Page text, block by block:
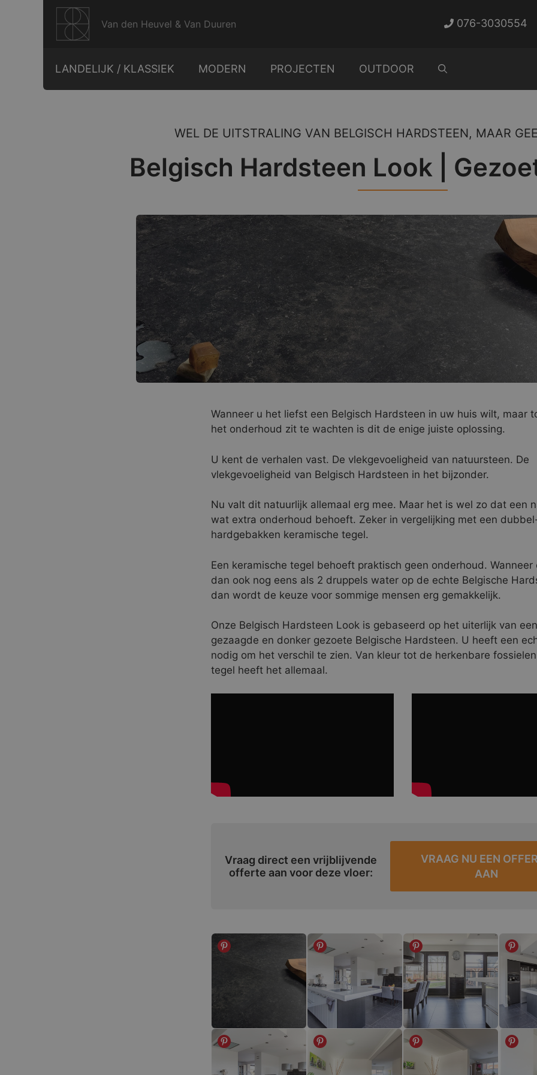
Van den Heuvel & Van Duuren 076-3030554
LANDELIJK / KLASSIEK MODERN PROJECTEN OUTDOOR
WEL DE UITSTRALING VAN BELGISCH HARDSTEEN, MAAR
Belgisch Hardsteen Look |
Wanneer u het liefst een Belgisch Hardsteen in uw huis wilt, maar
het onderhoud zit te wachten is dit de enige juiste oplossing.
U kent de verhalen vast. De vlekgevoeligheid van natuursteen. De
vlekgevoeligheid van Belgisch Hardsteen in het bijzonder.
Nu valt dit natuurlijk allemaal erg mee. Maar het is wel zo dat een
wat extra onderhoud behoeft. Zeker in vergelijking met een
hardgebakken keramische tegel.
Een keramische tegel behoeft praktisch geen onderhoud. Wanneer
dan ook nog eens als 2 druppels water op de echte Belgische
dan wordt de keuze voor sommige mensen erg gemakkelijk.
Onze Belgisch Hardsteen Look is gebaseerd op het uiterlijk van
gezaagde en donker gezoete Belgische Hardsteen. U heeft een
nodig om het verschil te zien. Van kleur tot de herkenbare
tegel heeft het allemaal.
Vraag direct een vrijblijvende
offerte aan voor deze vloer:
VRAAG NU EEN
AAN